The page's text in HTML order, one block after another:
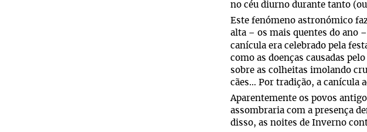
no céu diurno durante tanto
Este fenómeno astronómico
alta – os mais quentes do ano –
canícula era celebrado pela
como as doenças causadas
sobre as colheitas imolando
cães… Por tradição, a canícula
Aparentemente os povos
assombraria com a presença
disso, as noites de Inverno